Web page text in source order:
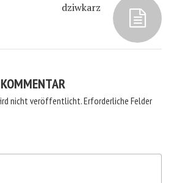
dziwkarz
nicht veröffentlicht.Erforderliche Felder